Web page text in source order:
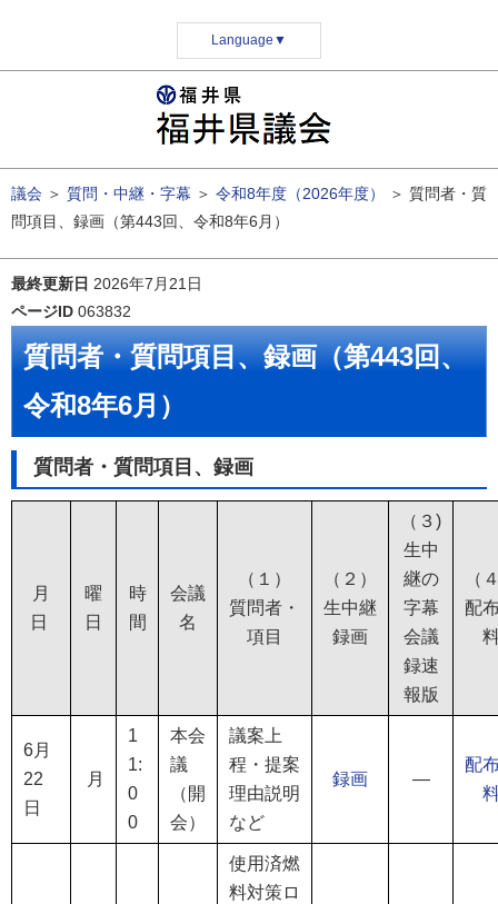
Language ▼
議会 ＞ 質問・中継・字幕 ＞ 令和8年度（2026年度） ＞ 質問者・質
問項目、録画（第443回、令和8年6月）
最終更新日 2026年7月21日
ページID 063832
質問者・質問項目、録画（第443回、
令和8年6月）
質問者・質問項目、録画
月
日
曜
日
時
間
会議
名
（１）
質問者・
項目
（２）
生中継
録画
（３)
生中
継の
字幕
会議
録速
報版
（
配
6月
22
日
月
1
1:
0
0
本会
議
（開
会）
議案上
程・提案
理由説明
など
録画 ―
配
使用済燃
料対策ロ